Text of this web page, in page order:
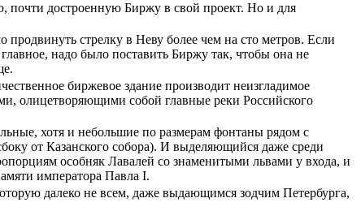
почти достроенную Биржу в свой проект. Но и для
стрелку в Неву более чем на сто метров. Если
надо было поставить Биржу так, чтобы она не
биржевое здание производит неизгладимое
олицетворяющими собой главные реки Российского
хотя и небольшие по размерам фонтаны рядом с
от Казанского собора). И выделяющийся даже среди
особняк Лавалей со знаменитыми львами у входа, и
императора Павла I.
далеко не всем, даже выдающимся зодчим Петербурга,